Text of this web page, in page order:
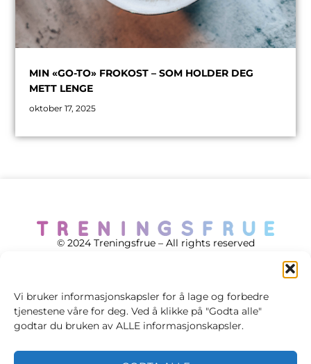
Vi bruker informasjonskapsler for å lage og forbedre
tjenestene våre for deg. Ved å klikke på "Godta alle"
godtar du bruken av ALLE informasjonskapsler.
MIN «GO-TO» FROKOST – SOM HOLDER DEG
METT LENGE
oktober 17, 2025
© 2024 Treningsfrue – All rights reserved
Cookie policy